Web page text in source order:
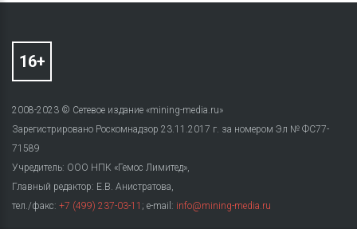
2008-2023 © Сетевое издание «mining-media.ru»
Зарегистрировано Роскомнадзор 23.11.2017 г. за номером Эл № ФС77-
71589
Учредитель: ООО НПК «Гемос Лимитед»,
Главный редактор: Е.В. Анистратова,
тел./факс: +7 (499) 237-03-11 ; e-mail: info@mining-media.ru